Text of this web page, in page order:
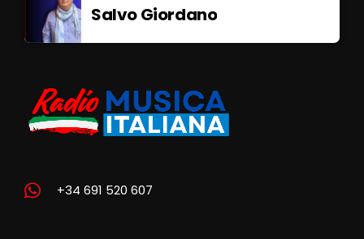
Salvo Giordano
+34 691 520 607